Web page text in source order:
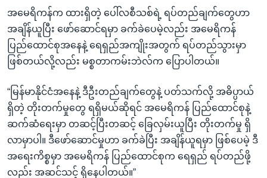
အမေရိကန်က ထားရှိတဲ့ ပေါ်လစီသစ်ရဲ့ ရပ်တည်ချက်တွေဟာ
အချိန်ယူပြီး ဖော်ဆောင်ရမှာ ခက်ခဲပေမဲ့လည်း အမေရိကန်
ပြည်ထောင်စုအနေနဲ့ ရေရှည်အကျိုးအတွက် ရပ်တည်သွားမှာ
ဖြစ်တယ်လို့လည်း မစ္စတာကမ်းဘဲလ်က ပြောပါတယ်။
“မြန်မာနိုင်ငံအနေနဲ့ ဒီဦးတည်ချက်တွေနဲ့ ပတ်သက်လို့ အဓိပ္ပာယ်
ရှိတဲ့ တိုးတက်မှုတွေ ရရှိမယ်ဆိုရင် အမေရိကန် ပြည်ထောင်စုနဲ့
ဆက်ဆံရေးမှာ တဆင့်ပြီးတဆင့် ခြေလှမ်းယူပြီး တိုးတက်မှု ရှိ
လာမှာပါ။ ဒီဖော်ဆောင်မှုဟာ ခက်ခဲပြီး အချိန်ယူရမှာ ဖြစ်ပေမဲ့ ဒီ
အရေးကိစ္စမှာ အမေရိကန် ပြည်ထောင်စုက ရေရှည် ရပ်တည်ဖို့
လည်း အဆင်သင့် ရှိနေပါတယ်။”